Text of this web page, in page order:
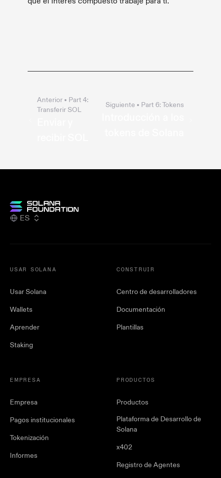
Anterior • Part4:
Transferir SOL
Siguiente • Part 6:Tokens
ES
USAR SOLANA
Usar Solana
Wallets
Aprender
Staking
CONSTRUIR
Centro de desarrolladores
Documentación
Plantillas
EMPRESA
Empresa
Pagos institucionales
Tokenización
Informes
PRODUCTOS
Productos
Plataforma de Desarrollo de
Solana
x402
Registro de Agentes